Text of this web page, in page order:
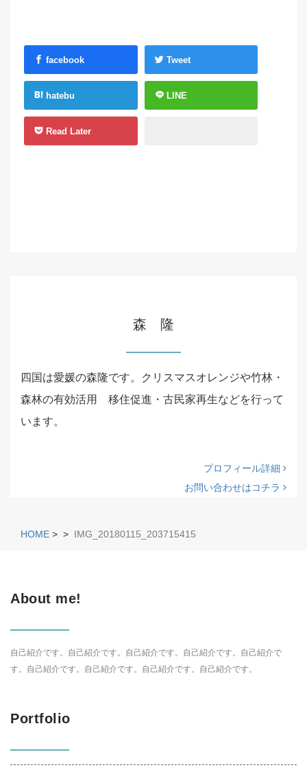
facebook Tweet
hatebu LINE
Read Later
森 隆
四国は愛媛の森隆です。クリスマスオレンジや竹林・
森林の有効活用 移住促進・古民家再生などを行って
います。
プロフィール詳細
お問い合わせはコチラ
HOME > > IMG_20180115_203715415
About me!
自己紹介です。自己紹介です。自己紹介です。自己紹介です。自己紹介で
す。自己紹介です。自己紹介です。自己紹介です。自己紹介です。
Portfolio